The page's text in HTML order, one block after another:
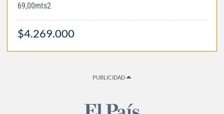
69,00mts2
$4.269.000
PUBLICIDAD